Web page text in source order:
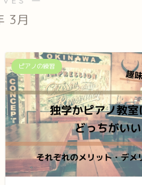
3月
ピアノの練習